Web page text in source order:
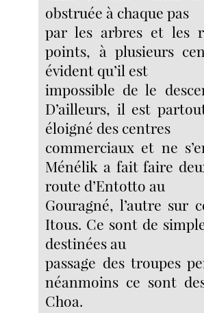
obstruée à chaque pas
par les arbres et les
points, à plusieurs
évident qu’il est
impossible de le
D’ailleurs, il est
éloigné des centres
commerciaux et ne
Ménélik a fait faire
route d’Entotto au
Gouragné, l’autre sur
Itous. Ce sont de
destinées au
passage des troupes
néanmoins ce sont
Choa.